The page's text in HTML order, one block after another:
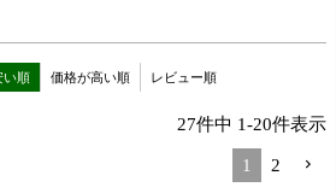
い順 価格が高い順 レビュー順
27件中 1-20件表示
1 2